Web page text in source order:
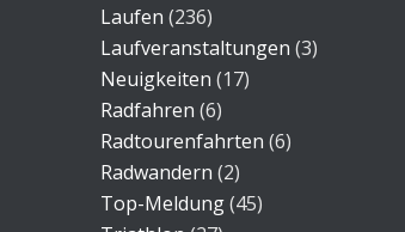
Laufen (236)
Laufveranstaltungen (3)
Neuigkeiten (17)
Radfahren (6)
Radtourenfahrten (6)
Radwandern (2)
Top-Meldung(45)